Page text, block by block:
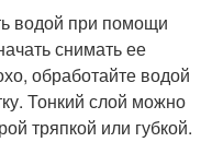
водой при помощи
снимать ее
обработайте водой
Тонкий слой можно
тряпкой или губкой.